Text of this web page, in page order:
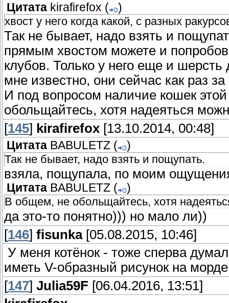
Цитата kirafirefox (
)
хвост у него когда какой, с разных
Так не бывает, надо взять и
прямым хвостом можете и
клубов. Только у него еще и
мне известно, они сейчас как раз
И под вопросом наличие кошек
обольщайтесь, хотя надеяться
[145] kirafirefox [13.10.2014, 00:48]
Цитата BABULETZ (
)
Так не бывает, надо взять и пощупать.
взяла, пощупала, по моим
Цитата BABULETZ (
)
В общем, не обольщайтесь, хотя
да это-то понятно))) но мало ли))
[146] fisunka[05.08.2015, 10:46]
У меня котёнок - тоже сперва
иметь V-образный рисунок на
[147] Julia59F [06.04.2016, 13:51]